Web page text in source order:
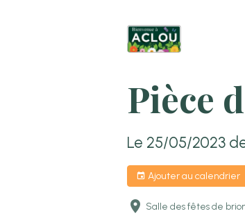
Pièce
Le 25/05/2023
Ajouter au calendrier
Salle des fêtes de